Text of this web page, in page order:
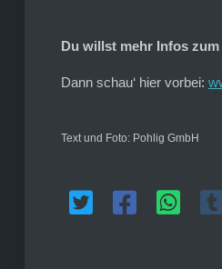
Du willst mehr Infos
Dann schau‘ hier vorbei:
Text und Foto: Pohlig GmbH